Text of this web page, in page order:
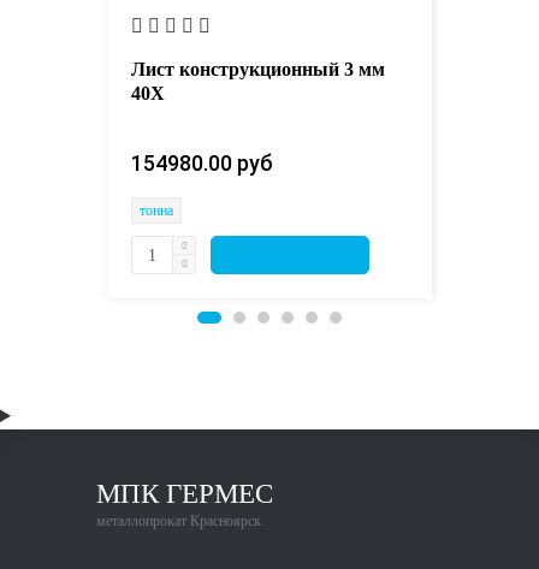
Лист конструкционный 3 мм
40Х
154980.00 руб
тонна
МПК ГЕРМЕС
металлопрокат Красноярск